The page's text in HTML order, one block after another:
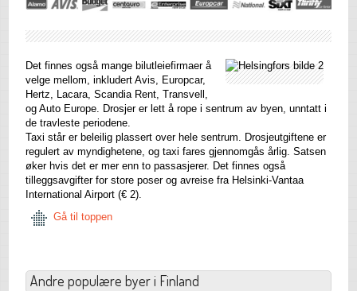
Det finnes også mange bilutleiefirmaer å
velge mellom, inkludert Avis, Europcar,
Hertz, Lacara, Scandia Rent, Transvell,
og Auto Europe. Drosjer er lett å rope i sentrum av byen, unntatt i
de travleste periodene.
Taxi står er beleilig plassert over hele sentrum. Drosjeutgiftene er
regulert av myndighetene, og taxi fares gjennomgås årlig. Satsen
øker hvis det er mer enn to passasjerer. Det finnes også
tilleggsavgifter for store poser og avreise fra Helsinki-Vantaa
International Airport (€ 2).
Gå til toppen
Andre populære byer i Finland